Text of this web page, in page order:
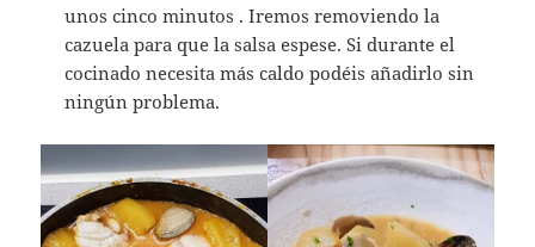
unos cinco minutos . Iremos removiendo la
cazuela para que la salsa espese. Si durante el
cocinado necesita más caldo podéis añadirlo sin
ningún problema.